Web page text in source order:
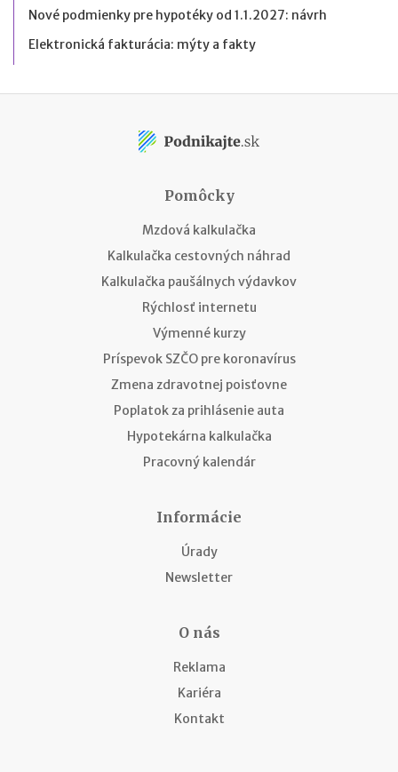
Nové podmienky pre hypotéky od 1.1.2027: návrh
Elektronická fakturácia: mýty a fakty
Pomôcky
Mzdová kalkulačka
Kalkulačka cestovných náhrad
Kalkulačka paušálnych výdavkov
Rýchlosť internetu
Výmenné kurzy
Príspevok SZČO pre koronavírus
Zmena zdravotnej poisťovne
Poplatok za prihlásenie auta
Hypotekárna kalkulačka
Pracovný kalendár
Informácie
Úrady
Newsletter
O nás
Reklama
Kariéra
Kontakt